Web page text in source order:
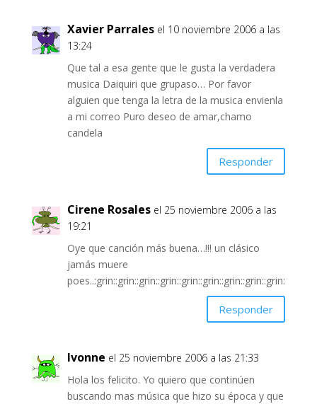
Xavier Parrales el 10 noviembre 2006 a las
13:24
Que tal a esa gente que le gusta la verdadera
musica Daiquiri que grupaso… Por favor
alguien que tenga la letra de la musica envienla
a mi correo Puro deseo de amar,chamo
candela
Responder
Cirene Rosales el 25 noviembre 2006 a las
19:21
Oye que canción más buena…!!! un clásico
jamás muere
poes..:grin::grin::grin::grin::grin::grin::grin::grin::grin:
Responder
Ivonne el 25 noviembre 2006 a las 21:33
Hola los felicito. Yo quiero que continúen
buscando mas música que hizo su época y que